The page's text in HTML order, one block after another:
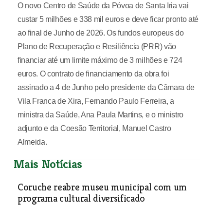
O novo Centro de Saúde da Póvoa de Santa Iria vai
custar 5 milhões e 338 mil euros e deve ficar pronto até
ao final de Junho de 2026. Os fundos europeus do
Plano de Recuperação e Resiliência (PRR) vão
financiar até um limite máximo de 3 milhões e 724
euros. O contrato de financiamento da obra foi
assinado a 4 de Junho pelo presidente da Câmara de
Vila Franca de Xira, Fernando Paulo Ferreira, a
ministra da Saúde, Ana Paula Martins, e o ministro
adjunto e da Coesão Territorial, Manuel Castro
Almeida.
Mais Notícias
Coruche reabre museu municipal com um
programa cultural diversificado